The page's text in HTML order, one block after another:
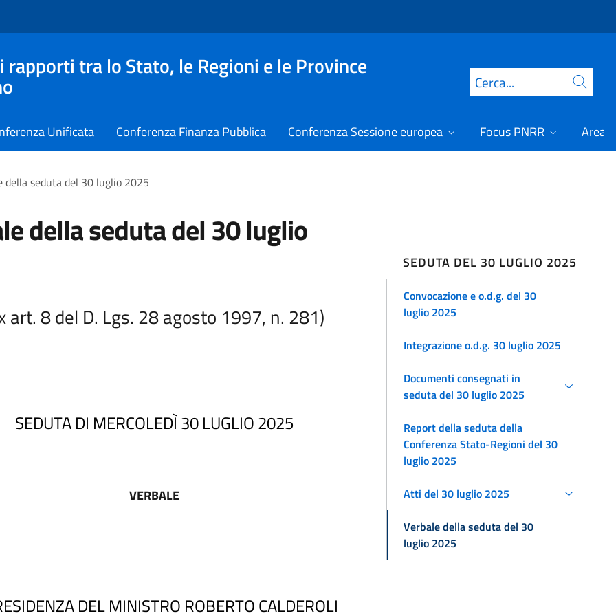
tra lo Stato, le Regioni e le Province
Cerca
Unificata Conferenza Finanza Pubblica Conferenza Sessione europea Focus PNRR Area
della seduta del 30 luglio 2025
della seduta del 30 luglio
art. 8 del D. Lgs. 28 agosto 1997, n. 281)
SEDUTA DI MERCOLEDÌ 30 LUGLIO 2025
VERBALE
DEL MINISTRO ROBERTO CALDEROLI
SEDUTA DEL 30 LUGLIO 2025
Convocazione e o.d.g. del 30
luglio 2025
Integrazione o.d.g. 30 luglio 2025
Documenti consegnati in
seduta del 30 luglio 2025
Report della seduta della
Conferenza Stato-Regioni del 30
luglio 2025
Atti del 30 luglio 2025
Verbale della seduta del 30
luglio 2025